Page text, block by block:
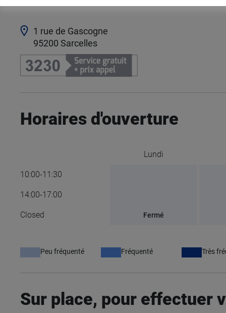
1 rue de Gascogne
95200 Sarcelles
Horaires d'ouverture
Lundi
10:00-11:30
14:00-17:00
Closed Fermé
Peu fréquenté Fréquenté Très
Sur place, pour effectuer